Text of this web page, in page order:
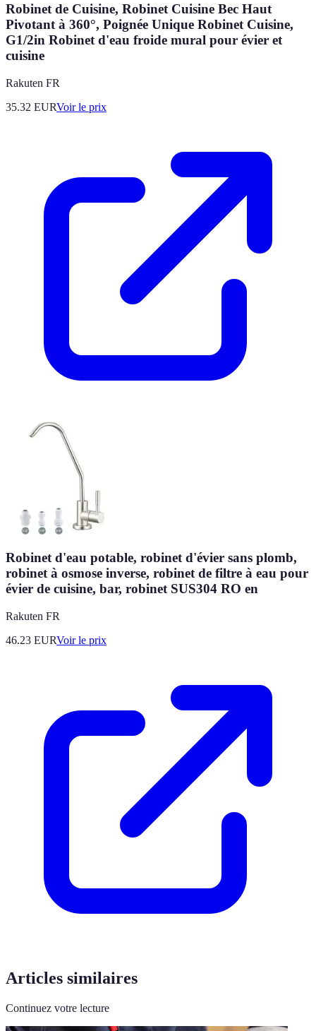
Robinet de Cuisine, Robinet Cuisine Bec Haut
Pivotant à 360°, Poignée Unique Robinet Cuisine,
G1/2in Robinet d'eau froide mural pour évier et
cuisine
Rakuten FR
35.32 EURVoir le prix
Robinet d'eau potable, robinet d'évier sans plomb,
robinet à osmose inverse, robinet de filtre à eau pour
évier de cuisine, bar, robinet SUS304 RO en
Rakuten FR
46.23 EURVoir le prix
Articles similaires
Continuez votre lecture